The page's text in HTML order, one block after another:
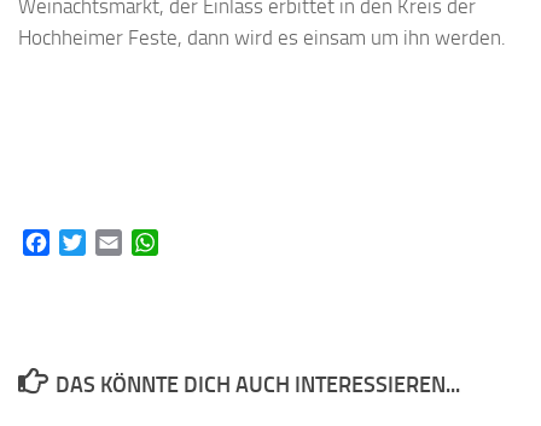
Weinachtsmarkt, der Einlass erbittet in den Kreis der
Hochheimer Feste, dann wird es einsam um ihn werden.
FacebookTwitterEmail
DAS KÖNNTE DICH AUCH INTERESSIEREN...